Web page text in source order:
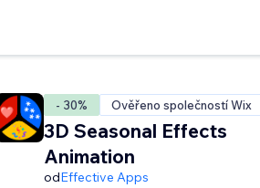
- 30% Ověřeno společností Wix
3D Seasonal Effects
Animation
odEffective Apps